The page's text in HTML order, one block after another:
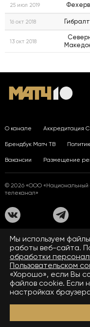
25 июл 2019
16 окт 2018
13 окт 2018
О канале Аккредитация
Брендбук Матч ТВ
Вакансии Размещение
© 2026 «ООО «Национальный
телеканал»
На сайте применяются
Правилах применения
Средство массовой информации
зарегистрировано Федеральной
информационных технологий и
Свидетельство о регистрации
от 28.02.2018. Название —
Учредитель (соучредители) СМИ
«Национальный спортивный
сетевого издания
Мы используем
работы веб-сайта.
обработки
Пользовательском
«Хорошо», если Вы
файлов cookie. Если
настройках